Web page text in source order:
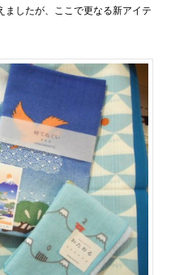
ましたが、ここで更なる新アイテ